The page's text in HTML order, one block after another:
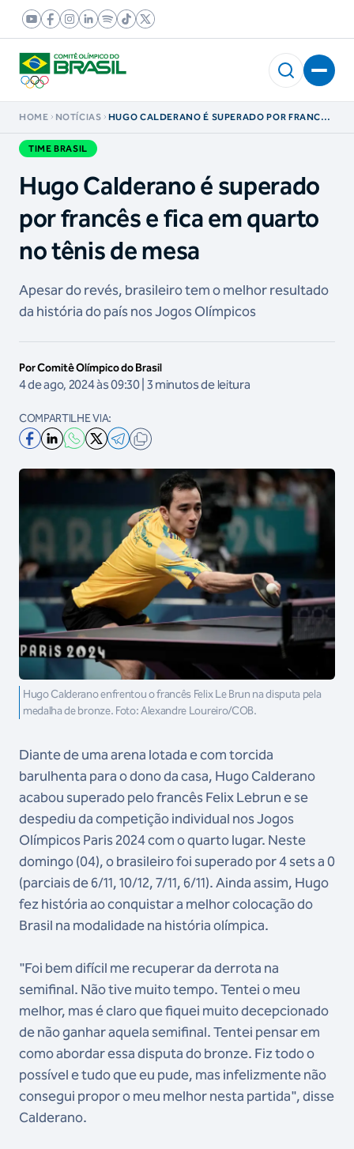
HOME NOTÍCIAS
HUGO CALDERANO É SUPERADO POR FRANCÊS
TIME BRASIL
Hugo Calderano é superado
por francês e fica em quarto
no tênis de mesa
Apesar do revés, brasileiro tem o melhor resultado
da história do país nos Jogos Olímpicos
Por Comitê Olímpico do Brasil
4 de ago, 2024 às 09:30 | 3 minutos de leitura
COMPARTILHE VIA:
Hugo Calderano enfrentou o francês Felix Le Brun na disputa pela
medalha de bronze. Foto: Alexandre Loureiro/COB.
Diante de uma arena lotada e com torcida
barulhenta para o dono da casa, Hugo Calderano
acabou superado pelo francês Felix Lebrun e se
despediu da competição individual nos Jogos
Olímpicos Paris 2024 com o quarto lugar. Neste
domingo (04), o brasileiro foi superado por 4 sets a 0
(parciais de 6/11, 10/12, 7/11, 6/11). Ainda assim, Hugo
fez história ao conquistar a melhor colocação do
Brasil na modalidade na história olímpica.
"Foi bem difícil me recuperar da derrota na
semifinal. Não tive muito tempo. Tentei o meu
melhor, mas é claro que fiquei muito decepcionado
de não ganhar aquela semifinal. Tentei pensar em
como abordar essa disputa do bronze. Fiz todo o
possível e tudo que eu pude, mas infelizmente não
consegui propor o meu melhor nesta partida", disse
Calderano.